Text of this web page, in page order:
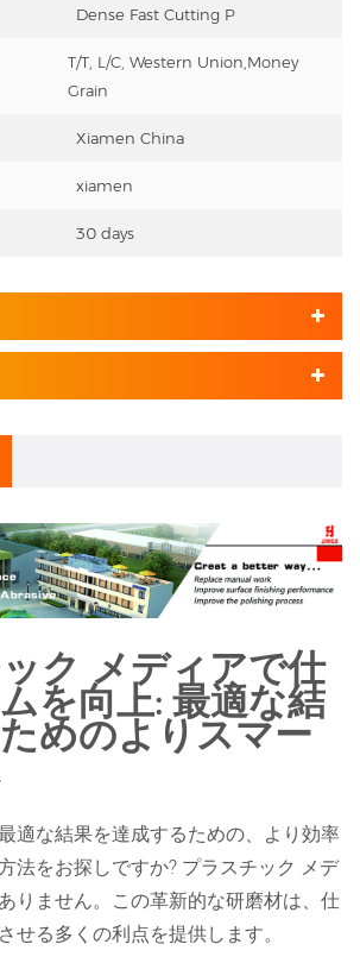
Dense Fast Cutting P
T/T, L/C, Western Union,Money
Grain
Xiamen China
xiamen
30 days
ク メディアで仕
を向上: 最適な結
めのよりスマー
適な結果を達成するための、より効率
法をお探しですか? プラスチック メデ
りません。この革新的な研磨材は、仕
せる多くの利点を提供します。